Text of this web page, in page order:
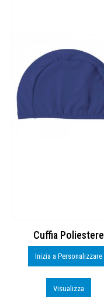
Cuffia Poliestere
Inizia a Personalizzare
Visualizza